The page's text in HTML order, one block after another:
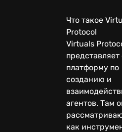
Что такое
Protocol
Virtuals
представляет
платформу по
созданию и
агентов. Там
как